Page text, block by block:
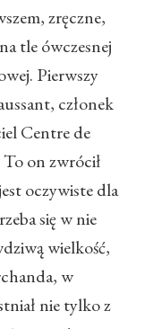
zręczne,
tle ówczesnej
Pierwszy
członek
Centre de
on zwrócił
oczywiste dla
się w nie
wielkość,
w
nie tylko z